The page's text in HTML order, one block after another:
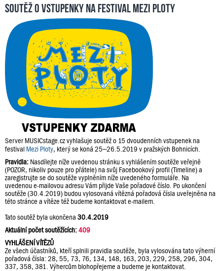
Soutěž o vstupenky na festival Mezi Ploty
Server MUSICstage.cz vyhlašuje soutěž o 15 dvoudenních vstupenek na
festival Mezi Ploty, který se koná 25–26.5.2019 v pražských Bohnicích.
Pravidla: Nasdílejte níže uvedenou stránku s vyhlášením soutěže veřejně
(POZOR, nikoliv pouze pro přátele) na svůj Facebookový profil (Timeline) a
zaregistrujte se do soutěže vyplněním níže uvedeného formuláře. Na
uvedenou e-mailovou adresu Vám přijde Vaše pořadové číslo. Po ukončení
soutěže (30.4.2019) budou vylosovaná vítězná pořadová čísla uveřejněna na
této stránce a vítěze též budeme kontaktovat e-mailem.
Tato soutěž byla ukončena 30.4.2019
Aktuální počet soutěžících:409
VYHLÁŠENÍ VÍTĚZŮ
Ze všech účastníků, kteří splnili pravidla soutěže, byla vylosována tato výherní
pořadová čísla: 28, 55, 73, 76, 134, 148, 163, 203, 229, 258, 296, 304,
337, 358, 381. Výhercům blohopřejeme a budeme je kontaktovat.